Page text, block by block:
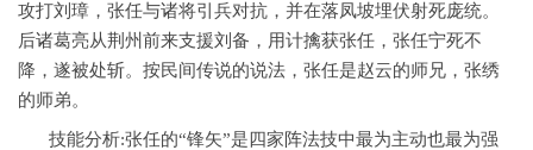
攻打刘璋，张任与诸将引兵对抗，并在落凤坡埋伏射死庞统。
后诸葛亮从荆州前来支援刘备，用计擒获张任，张任宁死不
降，遂被处斩。按民间传说的说法，张任是赵云的师兄，张绣
的师弟。
技能分析:张任的“锋矢”是四家阵法技中最为主动也最为强